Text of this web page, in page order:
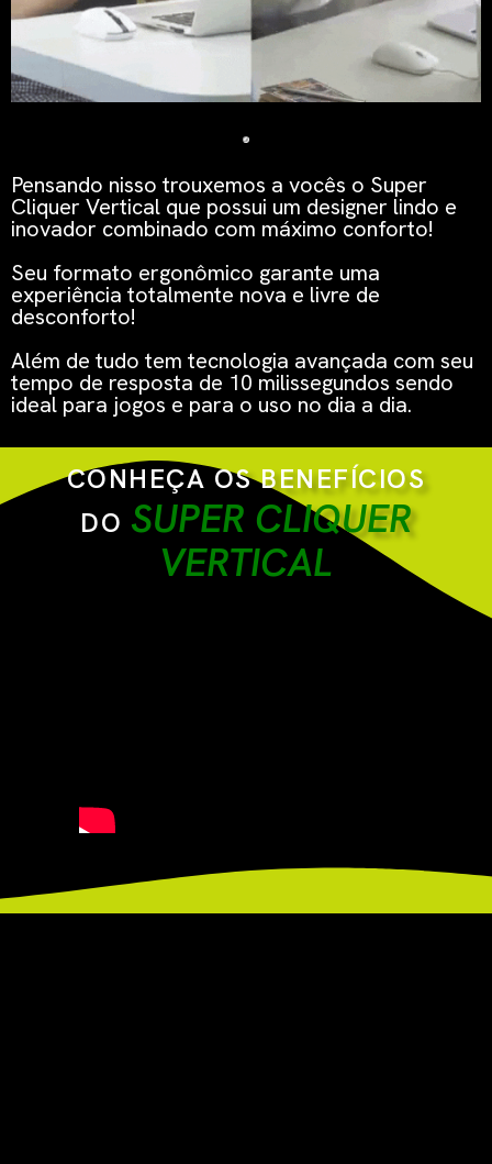
Pensando nisso trouxemos a vocês o Super
Cliquer Vertical que possui um designer lindo e
inovador combinado com máximo conforto!
Seu formato ergonômico garante uma
experiência totalmente nova e livre de
desconforto!
Além de tudo tem tecnologia avançada com seu
tempo de resposta de 10 milissegundos sendo
ideal para jogos e para o uso no dia a dia.
CONHEÇA OS BENEFÍCIOS
DO SUPER CLIQUER
VERTICAL